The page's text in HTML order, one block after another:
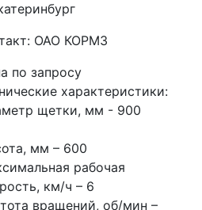
ОАО КОРМЗ
по запросу
характеристики:
щетки, мм - 900
мм – 600
рабочая
км/ч – 6
вращений, об/мин –